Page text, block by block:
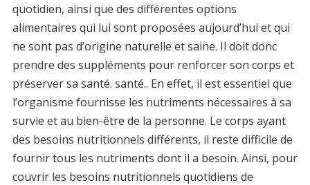
quotidien, ainsi que des différentes options
alimentaires qui lui sont proposées aujourd’hui et qui
ne sont pas d’origine naturelle et saine. Il doit donc
prendre des suppléments pour renforcer son corps et
préserver sa santé. santé.. En effet, il est essentiel que
l’organisme fournisse les nutriments nécessaires à sa
survie et au bien-être de la personne. Le corps ayant
des besoins nutritionnels différents, il reste difficile de
fournir tous les nutriments dont il a besoin. Ainsi, pour
couvrir les besoins nutritionnels quotidiens de